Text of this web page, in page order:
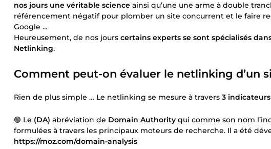
nos jours une véritable science ainsi qu’une une arme à double
référencement négatif pour plomber un site concurrent et le faire
Google …
Heureusement, de nos jours certains experts se sont spécialisés
Netlinking.
Comment peut-on évaluer le netlinking d’un
Rien de plus simple … Le netlinking se mesure à travers 3
🟢 Le (DA) abréviation de Domain Authority qui comme son nom
formulées à travers les principaux moteurs de recherche. Il a été
https://moz.com/domain-analysis